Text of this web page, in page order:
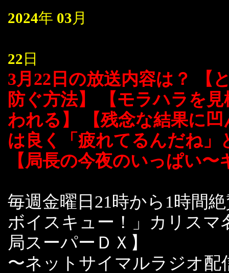
2024年 03月
22 日
3月22日の放送内容は？ 【
防ぐ方法】 【モラハラを
われる】 【残念な結果に
は良く「疲れてるんだね
【局長の今夜のいっぱい
毎週金曜日21時から1時間
ボイスキュー！」カリスマ
局スーパーＤＸ】
〜ネットサイマルラジオ配